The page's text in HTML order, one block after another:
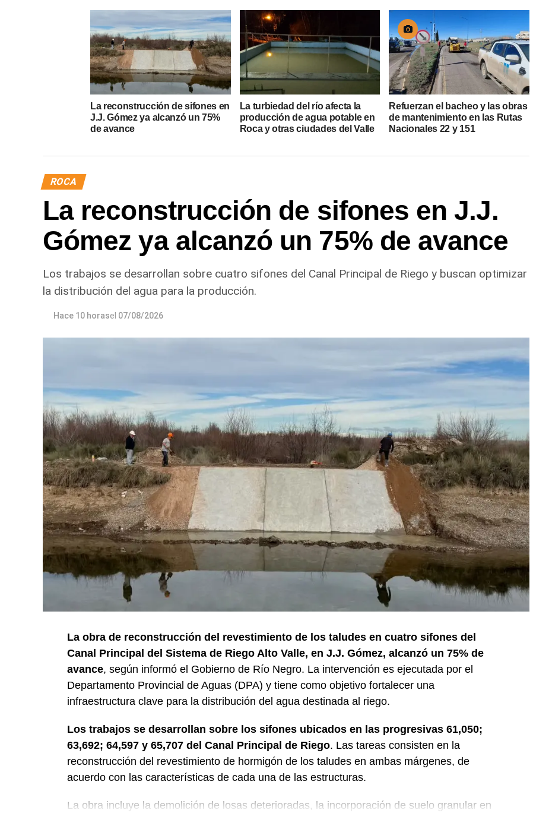
La reconstrucción de sifones en
J.J. Gómez ya alcanzó un 75%
de avance
La turbiedad del río afecta la
producción de agua potable en
Roca y otras ciudades del Valle
Refuerzan el bacheo y las obras
de mantenimiento en las Rutas
Nacionales 22 y 151
ROCA
La reconstrucción de sifones en J.J.
Gómez ya alcanzó un 75% de avance
Los trabajos se desarrollan sobre cuatro sifones del Canal Principal de Riego y buscan optimizar
la distribución del agua para la producción.
Hace 10 horasel 07/08/2026
La obra de reconstrucción del revestimiento de los taludes en cuatro sifones del
Canal Principal del Sistema de Riego Alto Valle, en J.J. Gómez, alcanzó un 75% de
avance, según informó el Gobierno de Río Negro. La intervención es ejecutada por el
Departamento Provincial de Aguas (DPA) y tiene como objetivo fortalecer una
infraestructura clave para la distribución del agua destinada al riego.
Los trabajos se desarrollan sobre los sifones ubicados en las progresivas 61,050;
63,692; 64,597 y 65,707 del Canal Principal de Riego. Las tareas consisten en la
reconstrucción del revestimiento de hormigón de los taludes en ambas márgenes, de
acuerdo con las características de cada una de las estructuras.
La obra incluye la demolición de losas deterioradas, la incorporación de suelo granular en